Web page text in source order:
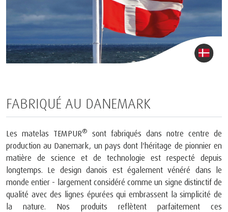
FABRIQUÉ AU DANEMARK
Les matelas TEMPUR®
sont fabriqués dans notre centre de
production au Danemark, un pays dont l'héritage de pionnier en
matière de science et de technologie est respecté depuis
longtemps. Le design danois est également vénéré dans le
monde entier - largement considéré comme un signe distinctif de
qualité avec des lignes épurées qui embrassent la simplicité de
la nature. Nos produits reflètent parfaitement ces